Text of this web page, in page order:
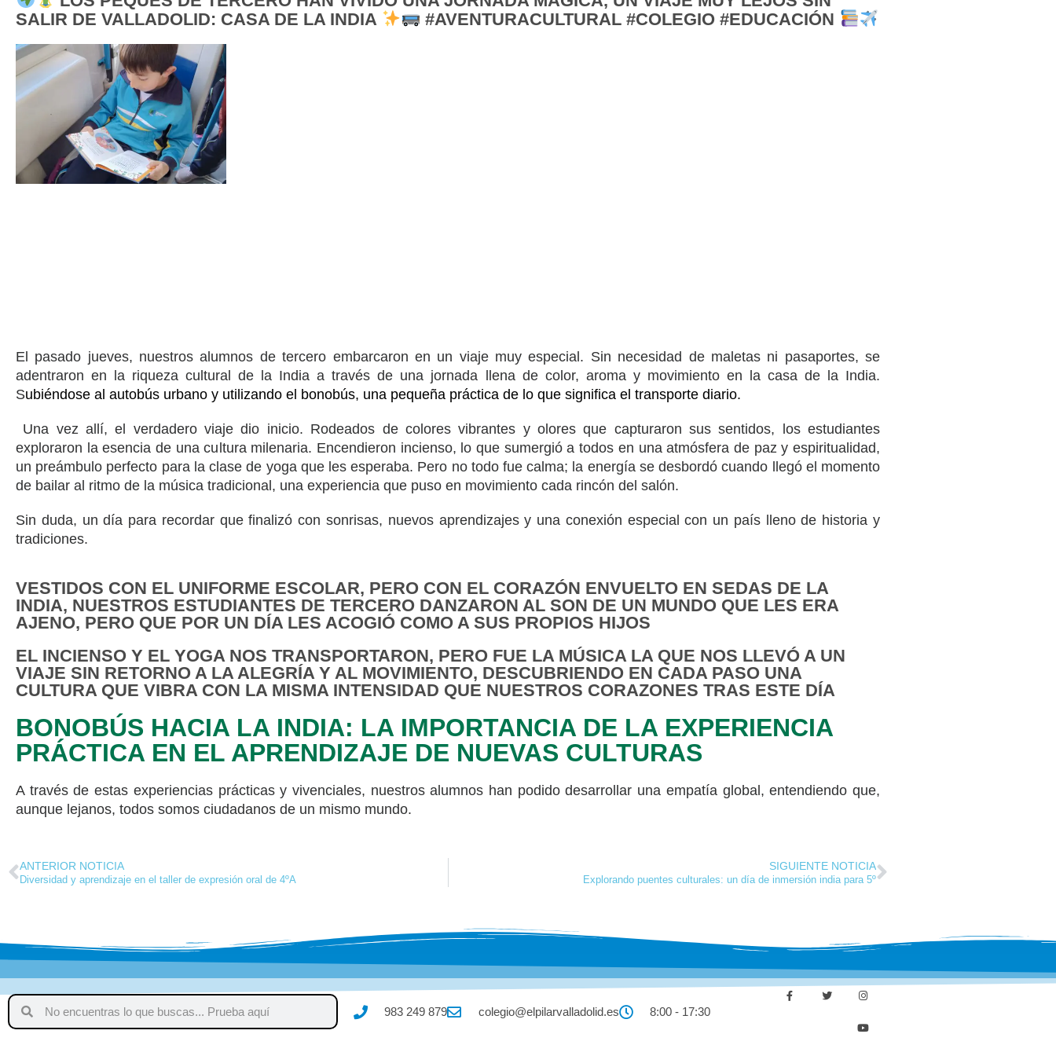
SALIR DE VALLADOLID: CASA DE LA INDIA
#AVENTURACULTURAL #COLEGIO #EDUCACIÓN
El pasado jueves, nuestros alumnos de tercero embarcaron en un viaje muy especial. Sin necesidad de maletas ni pasaportes, se
adentraron en la riqueza cultural de la India a través de una jornada llena de color, aroma y movimiento en la casa de la India.
Subiéndose al autobús urbano y utilizando el bonobús, una pequeña práctica de lo que significa el transporte diario.
Una vez allí, el verdadero viaje dio inicio. Rodeados de colores vibrantes y olores que capturaron sus sentidos, los estudiantes
exploraron la esencia de una cultura milenaria. Encendieron incienso, lo que sumergió a todos en una atmósfera de paz y espiritualidad,
un preámbulo perfecto para la clase de yoga que les esperaba. Pero no todo fue calma; la energía se desbordó cuando llegó el momento
de bailar al ritmo de la música tradicional, una experiencia que puso en movimiento cada rincón del salón.
Sin duda, un día para recordar que finalizó con sonrisas, nuevos aprendizajes y una conexión especial con un país lleno de historia y
tradiciones.
VESTIDOS CON EL UNIFORME ESCOLAR, PERO CON EL CORAZÓN ENVUELTO EN SEDAS DE LA
INDIA, NUESTROS ESTUDIANTES DE TERCERO DANZARON AL SON DE UN MUNDO QUE LES ERA
AJENO, PERO QUE POR UN DÍA LES ACOGIÓ COMO A SUS PROPIOS HIJOS
EL INCIENSO Y EL YOGA NOS TRANSPORTARON, PERO FUE LA MÚSICA LA QUE NOS LLEVÓ A UN
VIAJE SIN RETORNO A LA ALEGRÍA Y AL MOVIMIENTO, DESCUBRIENDO EN CADA PASO UNA
CULTURA QUE VIBRA CON LA MISMA INTENSIDAD QUE NUESTROS CORAZONES TRAS ESTE DÍA
BONOBÚS HACIA LA INDIA: LA IMPORTANCIA DE LA EXPERIENCIA
PRÁCTICA EN EL APRENDIZAJE DE NUEVAS CULTURAS
A través de estas experiencias prácticas y vivenciales, nuestros alumnos han podido desarrollar una empatía global, entendiendo que,
aunque lejanos, todos somos ciudadanos de un mismo mundo.
ANTERIOR NOTICIA
Diversidad y aprendizaje en el taller de expresión oral de 4ºA
SIGUIENTE NOTICIA
Explorando puentes culturales: un día de inmersión india para 5º
983 249 879 colegio@elpilarvalladolid.es 8:00 - 17:30